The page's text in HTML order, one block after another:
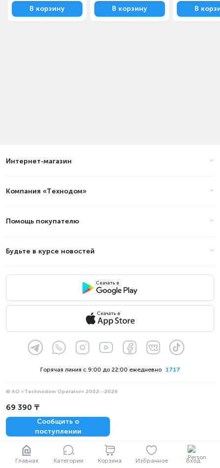
Главная Категории Корзина Избранное Вход
В корзину В корзину В
69 390 ₸
Сообщить о
поступлении
Интернет-магазин
Компания «Технодом»
Помощь покупателю
Будьте в курсе новостей
Скачать в
Скачать в
1717
Горячая линия с 9:00 до 22:00 ежедневно
© АО «Technodom Operator» 2002—2026
Политика конфиденциальности